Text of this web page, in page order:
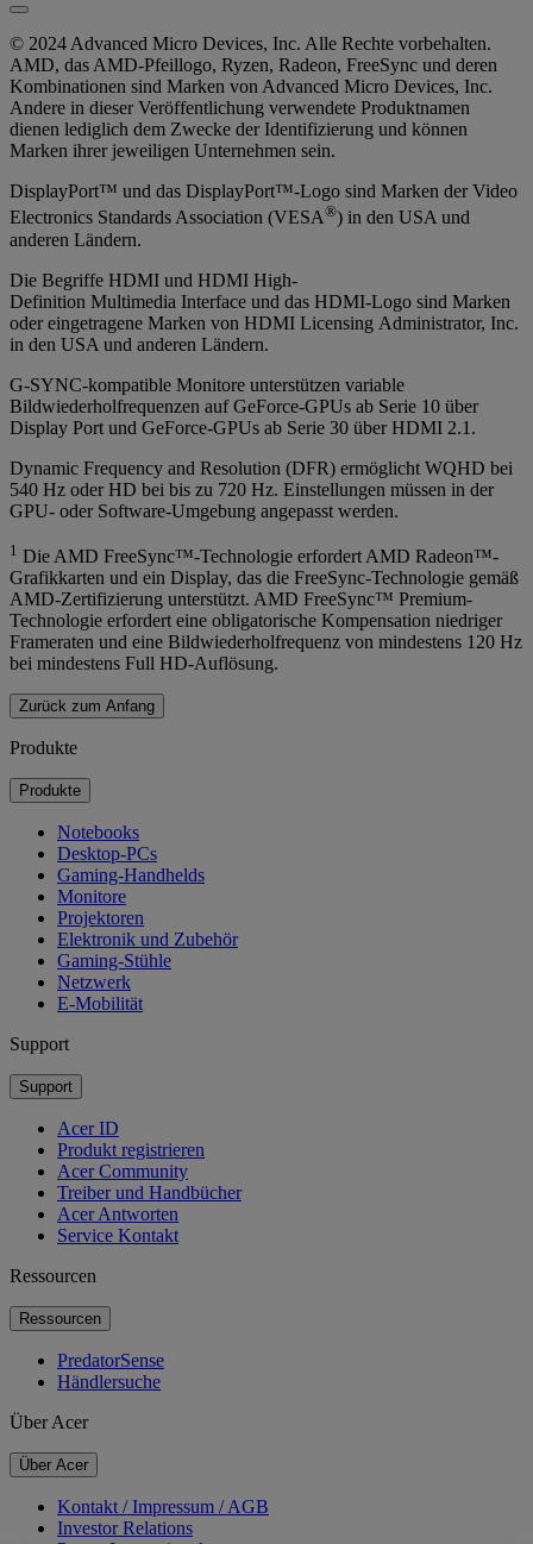
© 2024 Advanced Micro Devices, Inc. Alle Rechte vorbehalten.
AMD, das AMD-Pfeillogo, Ryzen, Radeon, FreeSync und deren
Kombinationen sind Marken von Advanced Micro Devices, Inc.
Andere in dieser Veröffentlichung verwendete Produktnamen
dienen lediglich dem Zwecke der Identifizierung und können
Marken ihrer jeweiligen Unternehmen sein.
DisplayPort™ und das DisplayPort™-Logo sind Marken der Video
Electronics Standards Association (VESA®) in den USA und
anderen Ländern.
Die Begriffe HDMI und HDMI High-
Definition Multimedia Interface und das HDMI-Logo sind Marken
oder eingetragene Marken von HDMI Licensing Administrator, Inc.
in den USA und anderen Ländern.
G-SYNC-kompatible Monitore unterstützen variable
Bildwiederholfrequenzen auf GeForce-GPUs ab Serie 10 über
Display Port und GeForce-GPUs ab Serie 30 über HDMI 2.1.
Dynamic Frequency and Resolution (DFR) ermöglicht WQHD bei
540 Hz oder HD bei bis zu 720 Hz. Einstellungen müssen in der
GPU- oder Software-Umgebung angepasst werden.
1 Die AMD FreeSync™-Technologie erfordert AMD Radeon™-
Grafikkarten und ein Display, das die FreeSync-Technologie gemäß
AMD-Zertifizierung unterstützt. AMD FreeSync™ Premium-
Technologie erfordert eine obligatorische Kompensation niedriger
Frameraten und eine Bildwiederholfrequenz von mindestens 120 Hz
bei mindestens Full HD-Auflösung.
Zurück zum Anfang
Produkte
Produkte
Notebooks
Desktop-PCs
Gaming-Handhelds
Monitore
Projektoren
Elektronik und Zubehör
Gaming-Stühle
Netzwerk
E-Mobilität
Support
Support
Acer ID
Produkt registrieren
Acer Community
Treiber und Handbücher
Acer Antworten
Service Kontakt
Ressourcen
Ressourcen
PredatorSense
Händlersuche
Über Acer
Über Acer
Kontakt / Impressum / AGB
Investor Relations